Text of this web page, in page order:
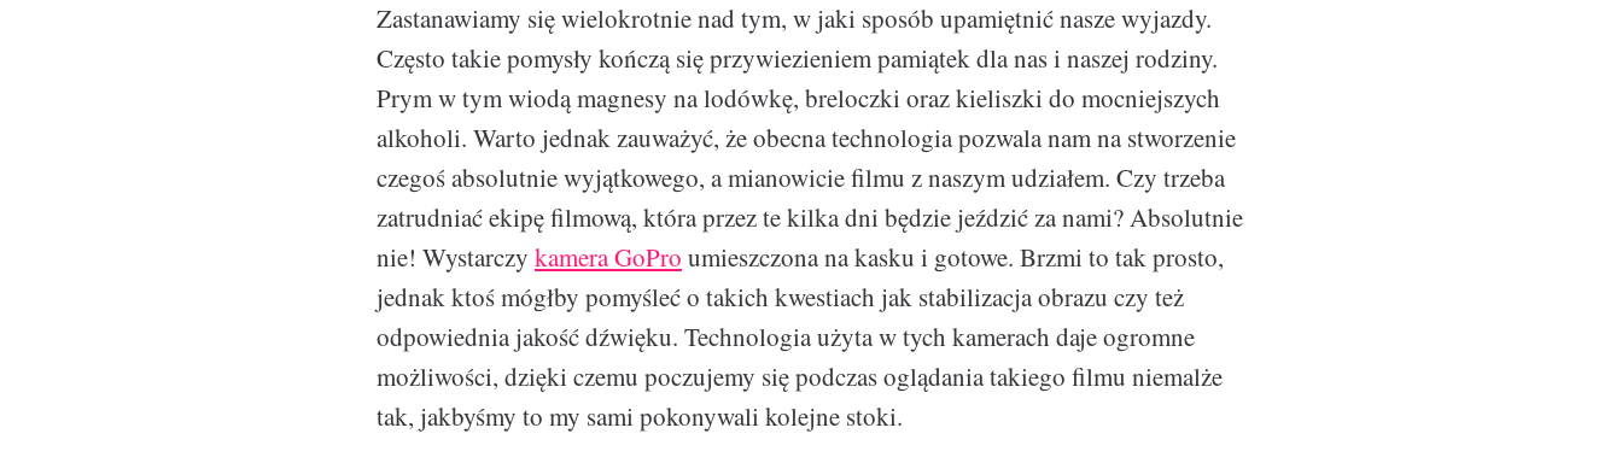
Zastanawiamy się wielokrotnie nad tym, w jaki sposób upamiętnić nasze wyjazdy.
Często takie pomysły kończą się przywiezieniem pamiątek dla nas i naszej rodziny.
Prym w tym wiodą magnesy na lodówkę, breloczki oraz kieliszki do mocniejszych
alkoholi. Warto jednak zauważyć, że obecna technologia pozwala nam na stworzenie
czegoś absolutnie wyjątkowego, a mianowicie filmu z naszym udziałem. Czy trzeba
zatrudniać ekipę filmową, która przez te kilka dni będzie jeździć za nami? Absolutnie
nie! Wystarczy kamera GoPro umieszczona na kasku i gotowe. Brzmi to tak prosto,
jednak ktoś mógłby pomyśleć o takich kwestiach jak stabilizacja obrazu czy też
odpowiednia jakość dźwięku. Technologia użyta w tych kamerach daje ogromne
możliwości, dzięki czemu poczujemy się podczas oglądania takiego filmu niemalże
tak, jakbyśmy to my sami pokonywali kolejne stoki.